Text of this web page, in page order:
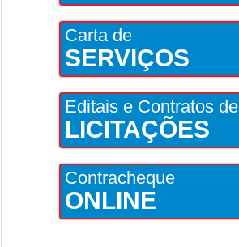
Carta de
SERVIÇOS
Editais e Contratos de
LICITAÇÕES
Contracheque
ONLINE